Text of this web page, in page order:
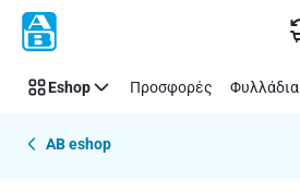
Παράλειψη
Eshop Προσφορές Φυλλάδια
AB eshop